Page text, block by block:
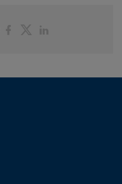
PartagerPartager